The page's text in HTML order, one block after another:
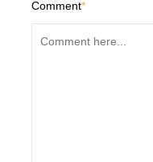
Comment*